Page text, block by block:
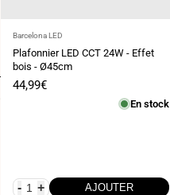
Fournisseur
:
Barcelona LED
Plafonnier LED CCT 24W - Effet
bois - Ø45cm
Prix
44,99€
En stock
- + AJOUTER